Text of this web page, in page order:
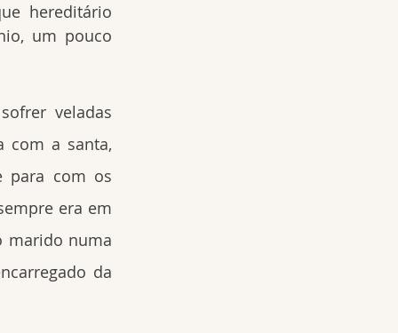
hereditário
um pouco
veladas
com a santa,
para com os
era em
marido numa
da